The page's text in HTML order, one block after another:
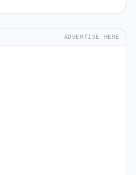
ADVERTISE HERE